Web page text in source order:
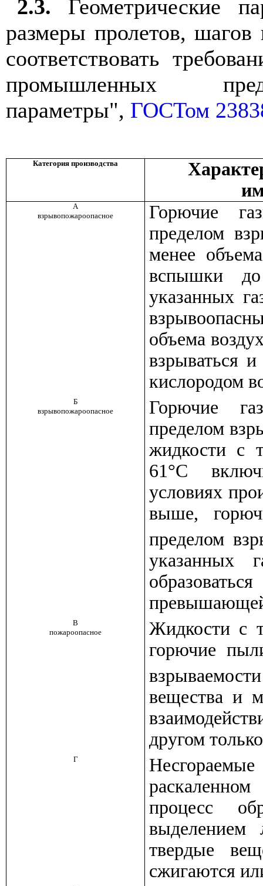
2.3. Геометрические
размеры пролетов,
соответствовать
промышленных
параметры", ГОСТом
Категория производства
А
взрывопожароопасное
Горючие
пределом
менее
вспышки
указанных
объема
взрываться
кислородом
Б
взрывопожароопасное
Горючие
пределом
жидкости с
61°С
условиях
выше,
пределом
указанных
В
пожароопасное
Жидкости с
горючие
вещества и
другом
Г
процесс
выделением
твердые
сжигаются